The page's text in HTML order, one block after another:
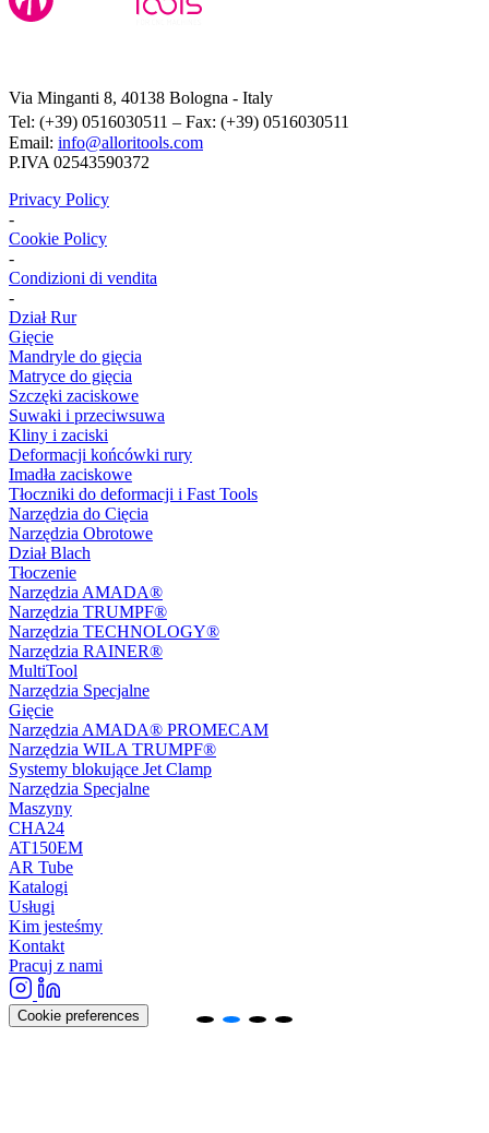
Via Minganti 8, 40138 Bologna - Italy
Tel: (+39) 0516030511 – Fax: (+39) 0516030511
Email: info@alloritools.com
P.IVA 02543590372
Privacy Policy
-
Cookie Policy
-
Condizioni di vendita
-
Dział Rur
Gięcie
Mandryle do gięcia
Matryce do gięcia
Szczęki zaciskowe
Suwaki i przeciwsuwa
Kliny i zaciski
Deformacji końcówki rury
Imadła zaciskowe
Tłoczniki do deformacji i Fast Tools
Narzędzia do Cięcia
Narzędzia Obrotowe
Dział Blach
Tłoczenie
Narzędzia AMADA®
Narzędzia TRUMPF®
Narzędzia TECHNOLOGY®
Narzędzia RAINER®
MultiTool
Narzędzia Specjalne
Gięcie
Narzędzia AMADA® PROMECAM
Narzędzia WILA TRUMPF®
Systemy blokujące Jet Clamp
Narzędzia Specjalne
Maszyny
CHA24
AT150EM
AR Tube
Katalogi
Usługi
Kim jesteśmy
Kontakt
Pracuj z nami
Cookie preferences